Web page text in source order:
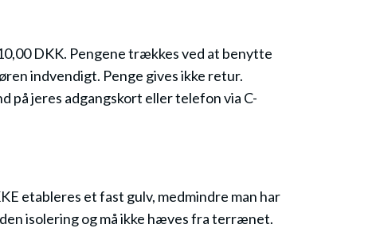
DKK. Pengene trækkes ved at benytte
indvendigt. Penge gives ikke retur.
på jeres adgangskort eller telefon via C-
etableres et fast gulv, medmindre man har
isolering og må ikke hæves fra terrænet.